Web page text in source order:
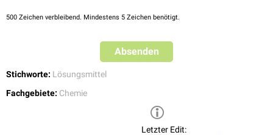
500 Zeichen verbleibend. Mindestens 5 Zeichen benötigt.
Absenden
Stichworte: Lösungsmittel
Fachgebiete: Chemie
Letzter Edit: